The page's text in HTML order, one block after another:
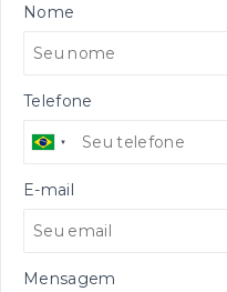
Nome
Telefone
E-mail
Mensagem